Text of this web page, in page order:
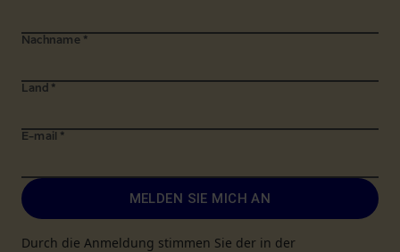
Nachname *
Land *
E-mail *
MELDEN SIE MICH AN
Durch die Anmeldung stimmen Sie der in der